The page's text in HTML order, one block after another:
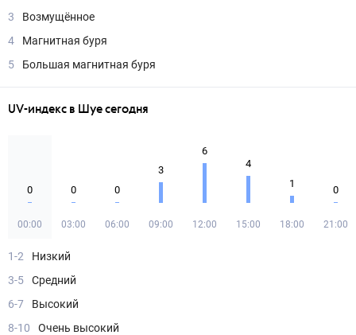
3
Возмущённое
4
Магнитная буря
5
Большая магнитная буря
UV-индекс в Шуе сегодня
0
00:00
0
03:00
0
06:00
3
09:00
6
12:00
4
15:00
1
18:00
0
21:00
1-2
Низкий
3-5
Средний
6-7
Высокий
8-10
Очень высокий